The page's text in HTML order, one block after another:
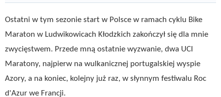
Ostatni w tym sezonie start w Polsce w ramach cyklu Bike
Maraton w Ludwikowicach Kłodzkich zakończył się dla mnie
zwycięstwem. Przede mną ostatnie wyzwanie, dwa UCI
Maratony, najpierw na wulkanicznej portugalskiej wyspie
Azory, a na koniec, kolejny już raz, w słynnym festiwalu Roc
d'Azur we Francji.